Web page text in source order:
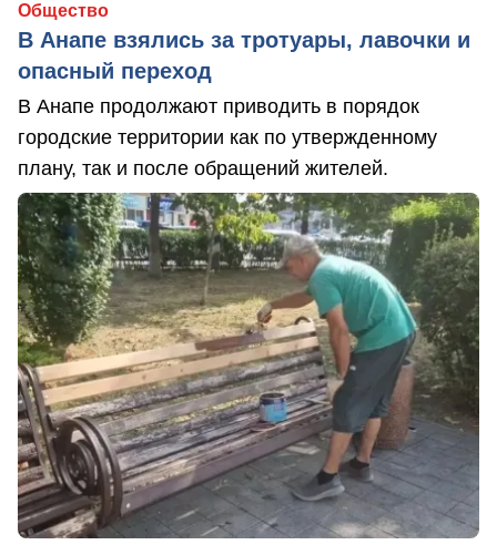
Общество
В Анапе взялись за тротуары, лавочки и
опасный переход
В Анапе продолжают приводить в порядок
городские территории как по утвержденному
плану, так и после обращений жителей.